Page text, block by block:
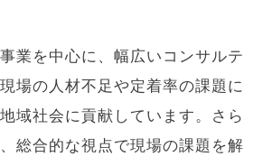
業を中心に、幅広いコンサルテ
場の人材不足や定着率の課題に
域社会に貢献しています。さら
総合的な視点で現場の課題を解